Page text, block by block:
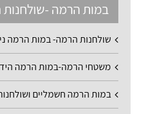
במות הרמה -
שולחנות הרמה- במות הרמה
משטחי הרמה-במות הרמה
במות הרמה חשמליים